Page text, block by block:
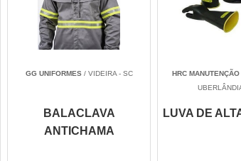
GG UNIFORMES/ VIDEIRA - SC
BALACLAVA
ANTICHAMA
HRC
LUVA DE